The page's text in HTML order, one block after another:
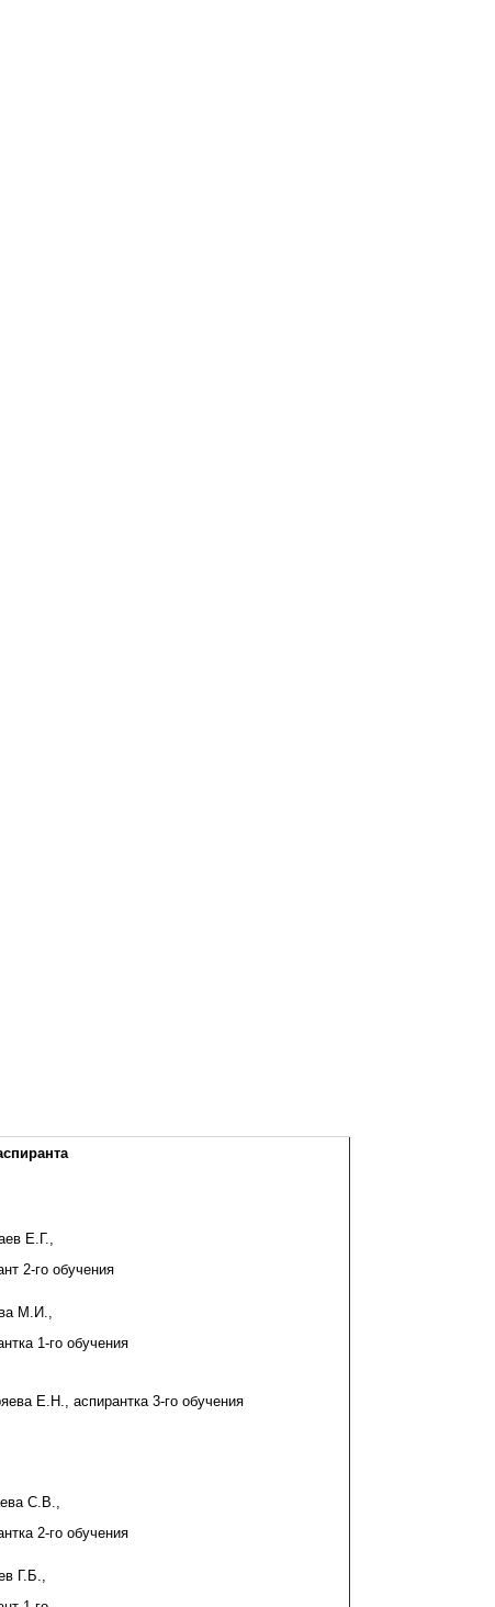
Е.Г.,
2-го обучения
М.И.,
1-го обучения
Е.Н., аспирантка 3-го обучения
С.В.,
2-го обучения
Г.Б.,